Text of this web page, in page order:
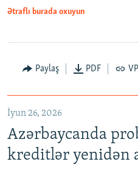
Auto 240p
720p
Ətraflı burada oxuyun
Paylaş PDF
İyun 26, 2026
Azərbaycanda
kreditlər yenidən